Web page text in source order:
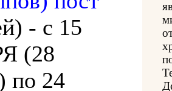
- с 15
(28
по 24